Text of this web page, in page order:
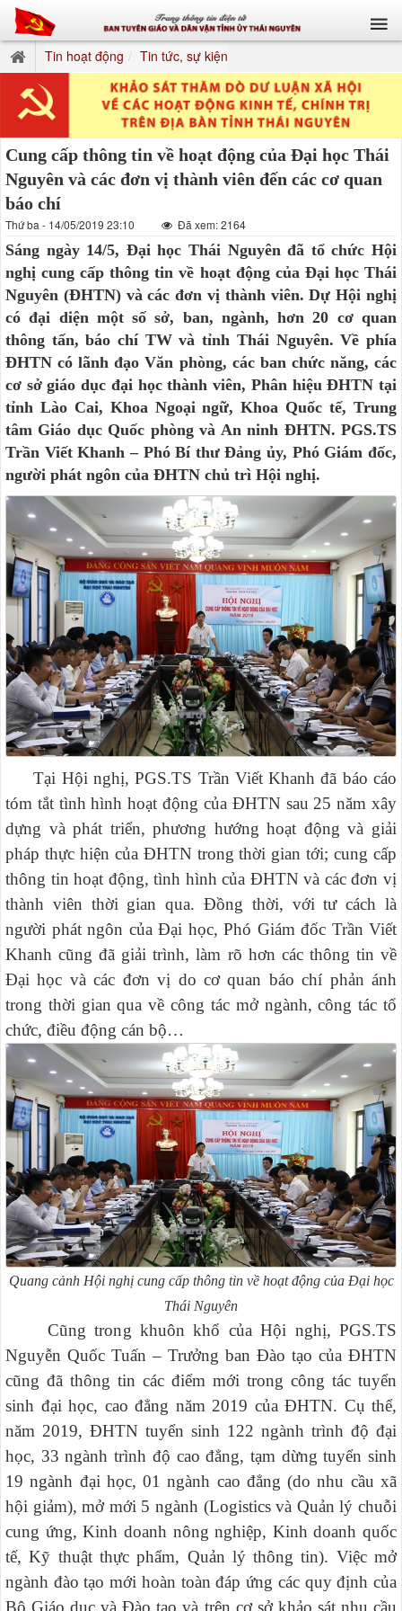
Tin hoạt động Tin tức, sự kiện
Cung cấp thông tin về hoạt động của Đại học Thái
Nguyên và các đơn vị thành viên đến các cơ quan
báo chí
Thứ ba - 14/05/2019 23:10 Đã xem: 2164
Sáng ngày 14/5, Đại học Thái Nguyên đã tổ chức Hội
nghị cung cấp thông tin về hoạt động của Đại học Thái
Nguyên (ĐHTN) và các đơn vị thành viên. Dự Hội nghị
có đại diện một số sở, ban, ngành, hơn 20 cơ quan
thông tấn, báo chí TW và tỉnh Thái Nguyên. Về phía
ĐHTN có lãnh đạo Văn phòng, các ban chức năng, các
cơ sở giáo dục đại học thành viên, Phân hiệu ĐHTN tại
tỉnh Lào Cai, Khoa Ngoại ngữ, Khoa Quốc tế, Trung
tâm Giáo dục Quốc phòng và An ninh ĐHTN. PGS.TS
Trần Viết Khanh – Phó Bí thư Đảng ủy, Phó Giám đốc,
người phát ngôn của ĐHTN chủ trì Hội nghị.
Tại Hội nghị, PGS.TS Trần Viết Khanh đã báo cáo
tóm tắt tình hình hoạt động của ĐHTN sau 25 năm xây
dựng và phát triển, phương hướng hoạt động và giải
pháp thực hiện của ĐHTN trong thời gian tới; cung cấp
thông tin hoạt động, tình hình của ĐHTN và các đơn vị
thành viên thời gian qua. Đồng thời, với tư cách là
người phát ngôn của Đại học, Phó Giám đốc Trần Viết
Khanh cũng đã giải trình, làm rõ hơn các thông tin về
Đại học và các đơn vị do cơ quan báo chí phản ánh
trong thời gian qua về công tác mở ngành, công tác tổ
chức, điều động cán bộ…
Quang cảnh Hội nghị cung cấp thông tin về hoạt động của Đại học
Thái Nguyên
Cũng trong khuôn khổ của Hội nghị, PGS.TS
Nguyễn Quốc Tuấn – Trưởng ban Đào tạo của ĐHTN
cũng đã thông tin các điểm mới trong công tác tuyển
sinh đại học, cao đẳng năm 2019 của ĐHTN. Cụ thể,
năm 2019, ĐHTN tuyển sinh 122 ngành trình độ đại
học, 33 ngành trình độ cao đẳng, tạm dừng tuyển sinh
19 ngành đại học, 01 ngành cao đẳng (do nhu cầu xã
hội giảm), mở mới 5 ngành (Logistics và Quản lý chuỗi
cung ứng, Kinh doanh nông nghiệp, Kinh doanh quốc
tế, Kỹ thuật thực phẩm, Quản lý thông tin). Việc mở
ngành đào tạo mới hoàn toàn đáp ứng các quy định của